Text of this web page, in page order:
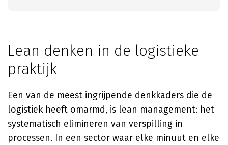
Lean denken in de logistieke
praktijk
Een van de meest ingrijpende denkkaders die de
logistiek heeft omarmd, is lean management: het
systematisch elimineren van verspilling in
processen. In een sector waar elke minuut en elke